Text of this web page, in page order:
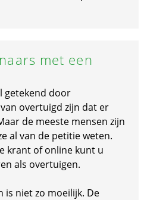
met een
getekend door
overtuigd zijn dat er
de meeste mensen zijn
al van de petitie weten.
krant of online kunt u
als overtuigen.
is niet zo moeilijk. De